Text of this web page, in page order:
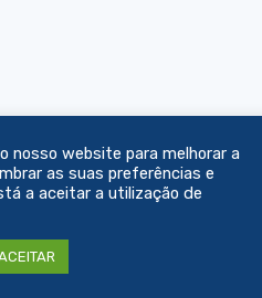
nosso website para melhorar a
as suas preferências e
a aceitar a utilização de